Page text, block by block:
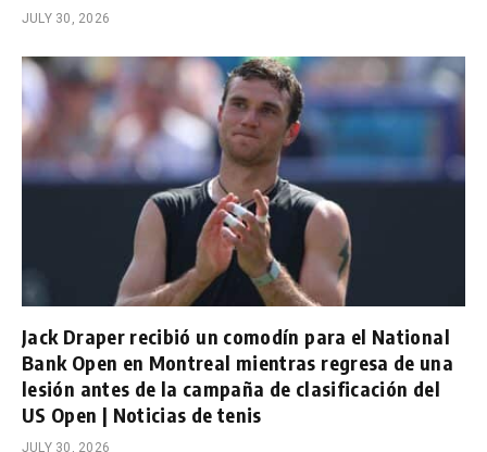
JULY 30, 2026
Jack Draper recibió un comodín para el National
Bank Open en Montreal mientras regresa de una
lesión antes de la campaña de clasificación del
US Open | Noticias de tenis
JULY 30, 2026